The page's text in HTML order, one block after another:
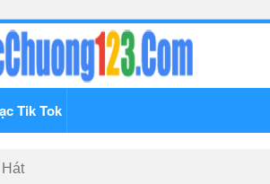
Tik Tok